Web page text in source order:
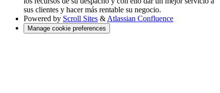
sus clientes y hacer más rentable su negocio.
Powered by Scroll Sites & Atlassian Confluence
Manage cookie preferences